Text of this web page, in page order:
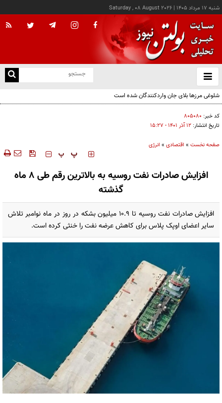
شنبه ۱۷ مرداد ۱۴۰۵ |
Saturday , 08 August 2026
باز
و
شلوغی مرزها بلای جان واردکنندگان شده است
کد خبر: ۸۰۵۰۸۰
تاریخ انتشار: ۱۲ آذر ۱۴۰۱ - ۱۵:۲۷
صفحه نخست » اقتصادی » انرژی
‍‍‍ پ پ
افزایش صادرات نفت روسیه به بالاترین رقم طی ۸ ماه
گذشته
افزایش صادرات نفت روسیه تا ۱۰.۹ میلیون بشکه در روز در ماه نوامبر تلاش
سایر اعضای اوپک پلاس برای کاهش عرضه نفت را خنثی کرده است.